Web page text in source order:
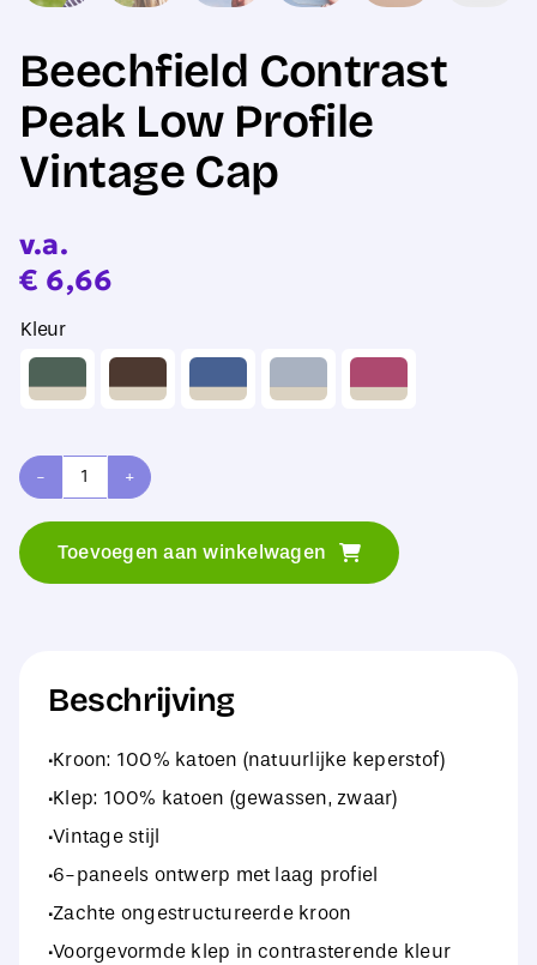
Beechfield Contrast
Peak Low Profile
Vintage Cap
v.a.
€ 6,66
Kleur
Beechfield
Peak
Vintage
aantal
Toevoegen aan winkelwagen
Beschrijving
·Kroon: 100% katoen (natuurlijke keperstof)
·Klep: 100% katoen (gewassen, zwaar)
·Vintage stijl
·6-paneels ontwerp met laag profiel
·Zachte ongestructureerde kroon
·Voorgevormde klep in contrasterende kleur